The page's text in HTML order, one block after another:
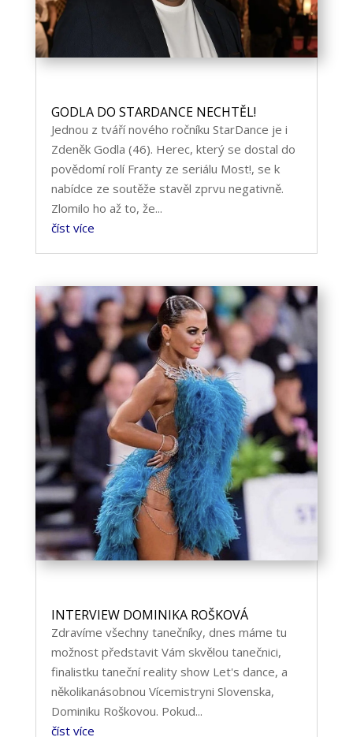
GODLA DO STARDANCE NECHTĚL!
Jednou z tváří nového ročníku StarDance je i
Zdeněk Godla (46). Herec, který se dostal do
povědomí rolí Franty ze seriálu Most!, se k
nabídce ze soutěže stavěl zprvu negativně.
Zlomilo ho až to, že...
číst více
INTERVIEW DOMINIKA ROŠKOVÁ
Zdravíme všechny tanečníky, dnes máme tu
možnost představit Vám skvělou tanečnici,
finalistku taneční reality show Let's dance, a
několikanásobnou Vícemistryni Slovenska,
Dominiku Roškovou. Pokud...
číst více